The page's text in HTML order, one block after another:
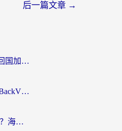
后一篇文章 →
美国看世界杯总卡？这篇回国加速器指南帮你无缝刷国内资源（附苹果手机VPN设置步骤）
穿梭VPN好用吗？和FlashBackVPN对比哪个回国效果更好？
Quickback和小黑牛哪个好？海外党亲测指南，选对回国加速器秒回国内